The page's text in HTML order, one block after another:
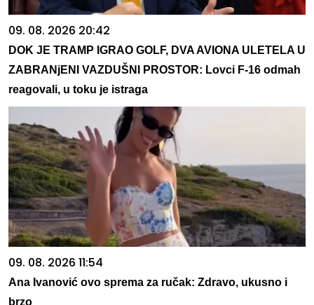
09. 08. 2026 20:42
DOK JE TRAMP IGRAO GOLF, DVA AVIONA ULETELA U
ZABRANjENI VAZDUŠNI PROSTOR: Lovci F-16 odmah
reagovali, u toku je istraga
09. 08. 2026 11:54
Ana Ivanović ovo sprema za ručak: Zdravo, ukusno i
brzo